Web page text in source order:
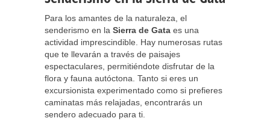
Para los amantes de la naturaleza, el
senderismo en la Sierra de Gata es una
actividad imprescindible. Hay numerosas rutas
que te llevarán a través de paisajes
espectaculares, permitiéndote disfrutar de la
flora y fauna autóctona. Tanto si eres un
excursionista experimentado como si prefieres
caminatas más relajadas, encontrarás un
sendero adecuado para ti.